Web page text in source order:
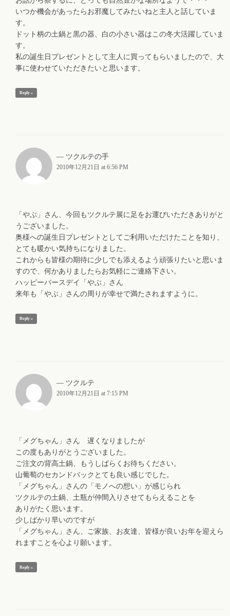
いつか機会があったらお邪魔してみたいねと主人と話していま
す。
ドット柄の土鍋と黒の器、白の小さい器はこの冬大活躍していま
す。
私の誕生日プレゼントとして主人に買ってもらいましたので、大
事に使わせていただきたいと思います。
Reply »
ツクルテの手
2010年12月21日 at 6:56 PM
「やぶ」さん、今回もツクルテ展に足をお運びいただきありがと
うございました。
奥様への誕生日プレゼントとしてご利用いただけたことを知り、
とても暖かい気持ちになりました。
これからも皆様の期待に少しでも添えるよう頑張りたいと思いま
すので、何かありましたらお気軽にご連絡下さい。
ハッピーバースデイ「やぶ」さん
来年も「やぶ」さんの周りが幸せで満たされますように。
Reply »
ツクルテ
2010年12月21日 at 7:15 PM
「メグちゃん」さん 遅くなりましたが
この度もありがとうございました。
ご注文の背高土鍋、もうしばらくお待ちください。
山葡萄のセカンドバックとても良い感じでした。
「メグちゃん」さんの「モノへの想い」が感じられ
ツクルテの土鍋、土瓶が仲間入りさせてもらえることを
ありがたく思います。
少しばかり早いのですが
「メグちゃん」さん、ご家族、お友達、皆様が良いお年を迎えら
れますことを心より願います。
Reply »